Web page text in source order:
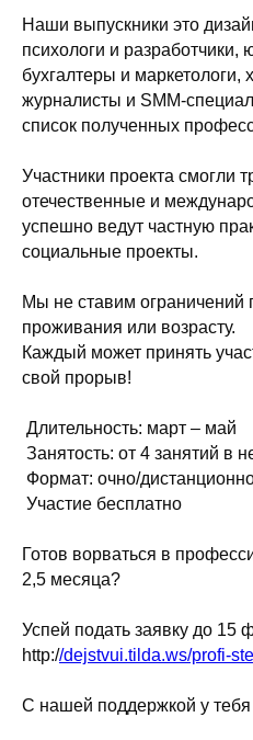
Наши выпускники это
психологи и разработчики,
бухгалтеры и
журналисты и SMМ-
список полученных
Участники проекта смогли
отечественные и
успешно ведут частную
социальные проекты.
Мы не ставим ограничений
проживания или возрасту.
Каждый может принять
свой прорыв!
Длительность: март – май
Занятость: от 4 занятий в
Формат: очно/
Участие бесплатно
Готов ворваться в
2,5 месяца?
Успей подать заявку до 15
http://dejstvui.tilda.ws/profi-
С нашей поддержкой у тебя